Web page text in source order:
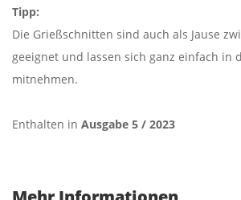
Tipp:
Die Grießschnitten sind auch als Jause
geeignet und lassen sich ganz einfach in
mitnehmen.
Enthalten in Ausgabe 5 / 2023